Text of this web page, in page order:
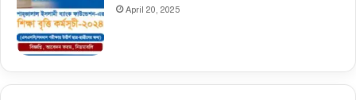
April 20, 2025